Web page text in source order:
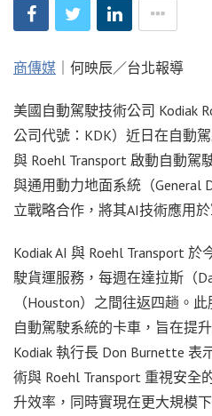
商傳媒 ｜何映辰／台北報導
美國自動駕駛技術公司 Kodiak
公司代號：KDK）近日在自動
與 Roehl Transport 啟動自動駕
與通用動力地面系統（General
立戰略合作，將其AI技術應用
Kodiak AI 與 Roehl Transport
駛貨運服務，每週在達拉斯（
（Houston）之間往返四趟。
自動駕駛系統的卡車，旨在提
Kodiak 執行長 Don Burnette 表
術與 Roehl Transport 重視安全
升效率，同時實現在更大規模